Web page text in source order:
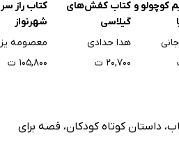
کوچولو و کتاب کفش‌های
گیلاسی
هدا حدادی
۲۰,۷۰۰ ت
کتاب راز
شهرنواز
معصومه
۱۰۵,۸۰۰ ت
، داستان کوتاه کودکان، قصه برای